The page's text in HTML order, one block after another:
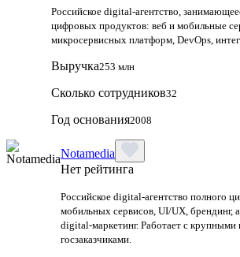
Российское digital-агентство,
цифровых продуктов: веб и мобильные
микросервисных платформ, DevOps,
Выручка253 млн
Сколько сотрудников32
Год основания2008
Notamedia
Нет рейтинга
Российское digital-агентство полного
мобильных сервисов, UI/UX, брендинг,
digital-маркетинг. Работает с крупными
госзаказчиками.